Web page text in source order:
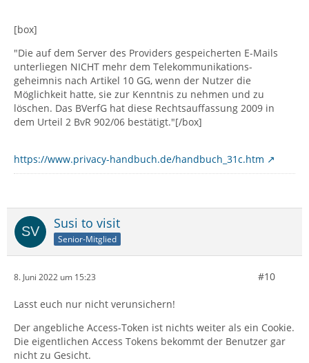
[box]
"Die auf dem Server des Providers gespeicherten E-Mails
unterliegen NICHT mehr dem Tele­kommunikations­
geheimnis nach Artikel 10 GG, wenn der Nutzer die
Möglichkeit hatte, sie zur Kenntnis zu nehmen und zu
löschen. Das BVerfG hat diese Rechts­auffassung 2009 in
dem Urteil 2 BvR 902/06 bestätigt."[/box]
https://www.privacy-handbuch.de/handbuch_31c.htm
Susi to visit
Senior-Mitglied
8. Juni 2022 um 15:23 #10
Lasst euch nur nicht verunsichern!
Der angebliche Access-Token ist nichts weiter als ein Cookie.
Die eigentlichen Access Tokens bekommt der Benutzer gar
nicht zu Gesicht.